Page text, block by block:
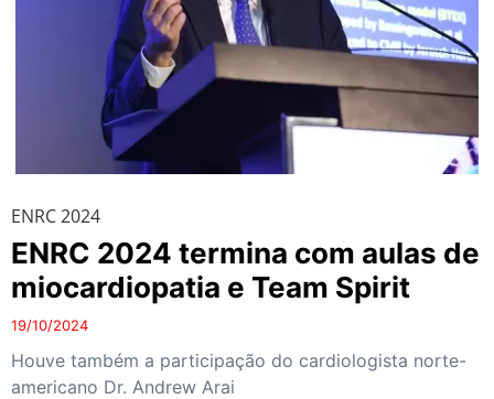
ENRC 2024
ENRC 2024 termina com aulas de
miocardiopatia e Team Spirit
19/10/2024
Houve também a participação do cardiologista norte-
americano Dr. Andrew Arai